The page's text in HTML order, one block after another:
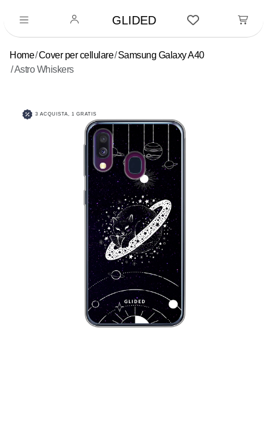
GLIDED
Home Cover per cellulare Samsung Galaxy A40
Astro Whiskers
3 ACQUISTA, 1 GRATIS